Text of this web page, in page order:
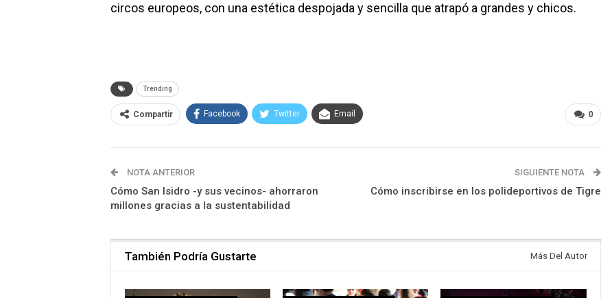
circos europeos, con una estética despojada y sencilla que atrapó a grandes y chicos.
Trending
0
Compartir Facebook Twitter Email
NOTA ANTERIOR
Cómo San Isidro -y sus vecinos- ahorraron
millones gracias a la sustentabilidad
SIGUIENTE NOTA
Cómo inscribirse en los polideportivos de Tigre
También Podría Gustarte Más Del Autor